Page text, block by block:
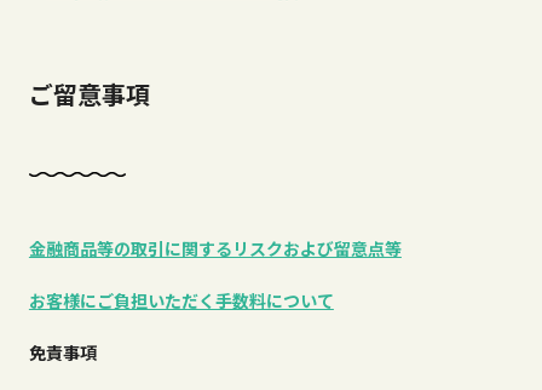
ご留意事項
金融商品等の取引に関するリスクおよび留意点等
お客様にご負担いただく手数料について
免責事項